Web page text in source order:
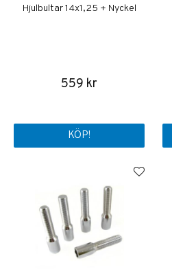
Hjulbultar 14x1,25 + Nyckel
559 kr
KÖP!